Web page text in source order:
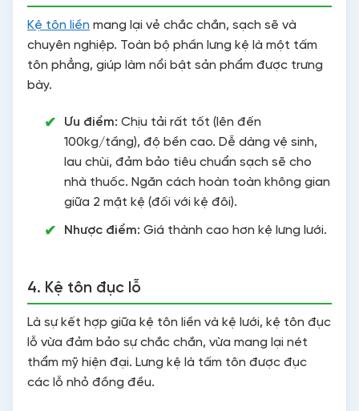
Kệ tôn liền mang lại vẻ chắc chắn, sạch sẽ và
chuyên nghiệp. Toàn bộ phần lưng kệ là một tấm
tôn phẳng, giúp làm nổi bật sản phẩm được trưng
bày.
Ưu điểm: Chịu tải rất tốt (lên đến
100kg/tầng), độ bền cao. Dễ dàng vệ sinh,
lau chùi, đảm bảo tiêu chuẩn sạch sẽ cho
nhà thuốc. Ngăn cách hoàn toàn không gian
giữa 2 mặt kệ (đối với kệ đôi).
Nhược điểm: Giá thành cao hơn kệ lưng lưới.
4. Kệ tôn đục lỗ
Là sự kết hợp giữa kệ tôn liền và kệ lưới, kệ tôn đục
lỗ vừa đảm bảo sự chắc chắn, vừa mang lại nét
thẩm mỹ hiện đại. Lưng kệ là tấm tôn được đục
các lỗ nhỏ đồng đều.